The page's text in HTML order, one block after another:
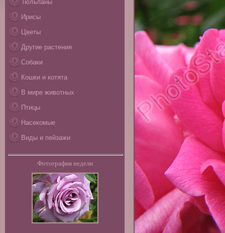
Тюльпаны
Ирисы
Цветы
Другие растения
Собаки
Кошки и котята
В мире животных
Птицы
Насекомые
Виды и пейзажи
Фотография недели